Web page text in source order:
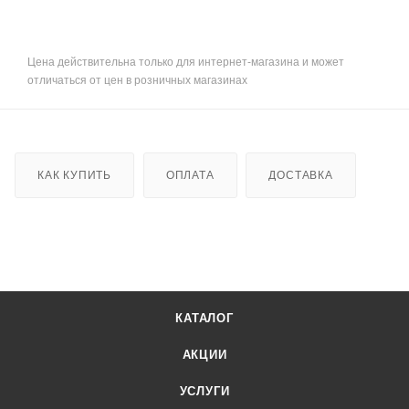
Цена действительна только для интернет-магазина и может
отличаться от цен в розничных магазинах
КАК КУПИТЬ ОПЛАТА ДОСТАВКА
КАТАЛОГ
АКЦИИ
УСЛУГИ